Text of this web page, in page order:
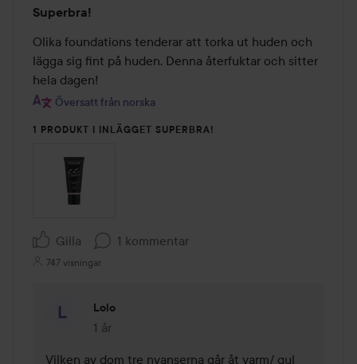
5
av
5
Superbra!
Olika foundations tenderar att torka ut huden och
lägga sig fint på huden. Denna återfuktar och sitter
hela dagen!
Översatt från norska
1 PRODUKT I INLÄGGET SUPERBRA!
Gilla 1 kommentar
747 visningar
Lolo
1 år
Kommentaren lades 1 år
Vilken av dom tre nyanserna går åt varm/ gul